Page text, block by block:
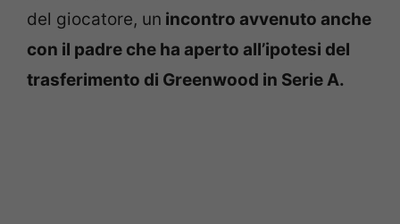
del giocatore, un incontro avvenuto anche
con il padre che ha aperto all’ipotesi del
trasferimento di Greenwood in Serie A.